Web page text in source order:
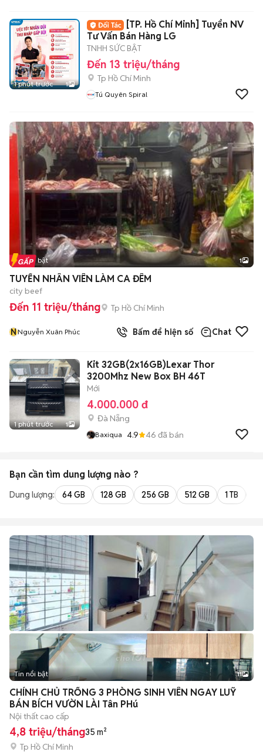
1 phút trước 1
[TP. Hồ Chí Minh] Tuyển NV
Tư Vấn Bán Hàng LG
TNHH SỨC BẬT
Đến 13 triệu/tháng
Tp Hồ Chí Minh
Tú Quyên Spiral
Tin nổi bật 1
TUYỂN NHÂN VIÊN LÀM CA ĐÊM
city beef
Đến 11 triệu/tháng Tp Hồ Chí Minh
NNguyễn Xuân Phúc Bấm để hiện số Chat
1 phút trước 1
Kit 32GB(2x16GB)Lexar Thor
3200Mhz New Box BH 46T
Mới
4.000.000 đ
Đà Nẵng
Baxiqua 4.9 46 đã bán
Bạn cần tìm dung lượng nào ?
Dung lượng: 64 GB 128 GB 256 GB 512 GB 1 TB
+2
Tin nổi bật 11
CHÍNH CHỦ TRỐNG 3 PHÒNG SINH VIÊN NGAY LUỸ
BÁN BÍCH VƯỜN LÀI Tân PHú
Nội thất cao cấp
4,8 triệu/tháng35 m²
Tp Hồ Chí Minh